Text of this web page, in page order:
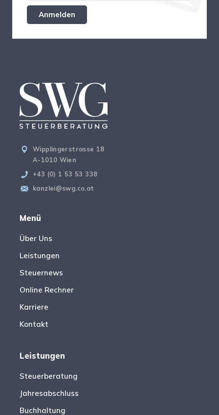
Wipplingerstrasse 18
A-1010 Wien
+43 (0) 1 53 53 338
kanzlei@swg.co.at
Menü
Über Uns
Leistungen
Steuernews
Online Rechner
Karriere
Kontakt
Leistungen
Steuerberatung
Jahresabschluss
Buchhaltung